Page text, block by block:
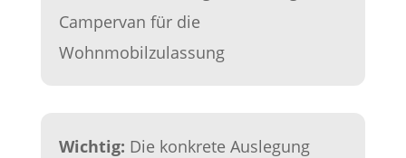
Wichtig: Die konkrete Auslegung